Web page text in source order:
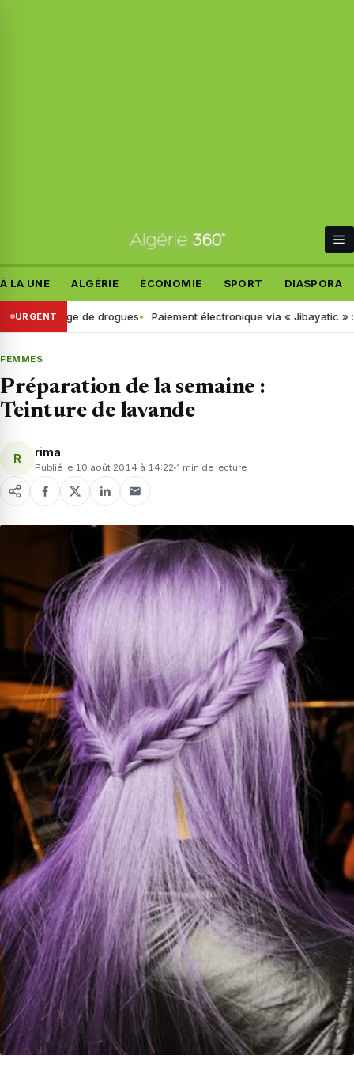
À LA UNE ALGÉRIE ÉCONOMIE SPORT DIASPORA
URGENTde drogues Paiement électronique via « Jibayatic » : voici
FEMMES
Préparation de la semaine :
Teinture de lavande
R rima
Publié le 10 août 2014 à 14:22 1 min de lecture